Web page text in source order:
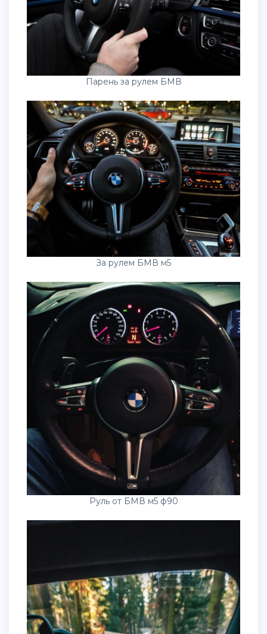
Парень за рулем БМВ
За рулем БМВ м5
Руль от БМВ м5 ф90